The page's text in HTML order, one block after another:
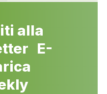
alla
E-